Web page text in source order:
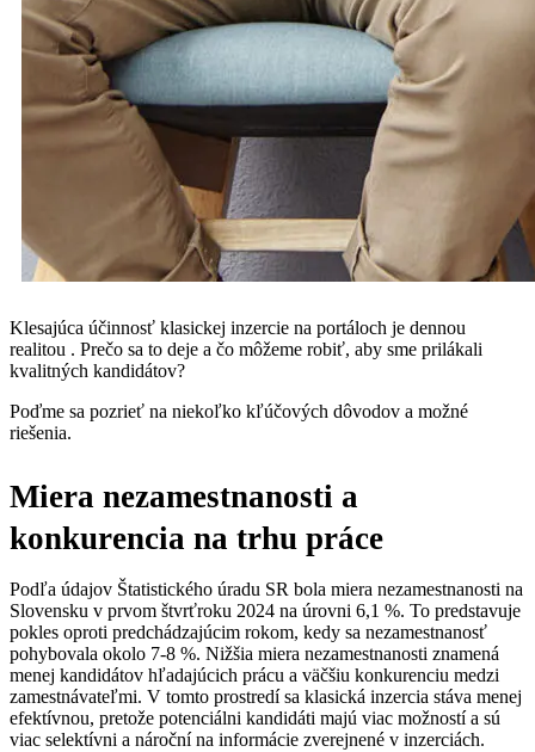
Klesajúca účinnosť klasickej inzercie na portáloch je dennou
realitou . Prečo sa to deje a čo môžeme robiť, aby sme prilákali
kvalitných kandidátov?
Poďme sa pozrieť na niekoľko kľúčových dôvodov a možné
riešenia.
Miera nezamestnanosti a
konkurencia na trhu práce
Podľa údajov Štatistického úradu SR bola miera nezamestnanosti na
Slovensku v prvom štvrťroku 2024 na úrovni 6,1 %. To predstavuje
pokles oproti predchádzajúcim rokom, kedy sa nezamestnanosť
pohybovala okolo 7-8 %. Nižšia miera nezamestnanosti znamená
menej kandidátov hľadajúcich prácu a väčšiu konkurenciu medzi
zamestnávateľmi. V tomto prostredí sa klasická inzercia stáva menej
efektívnou, pretože potenciálni kandidáti majú viac možností a sú
viac selektívni a nároční na informácie zverejnené v inzerciách.